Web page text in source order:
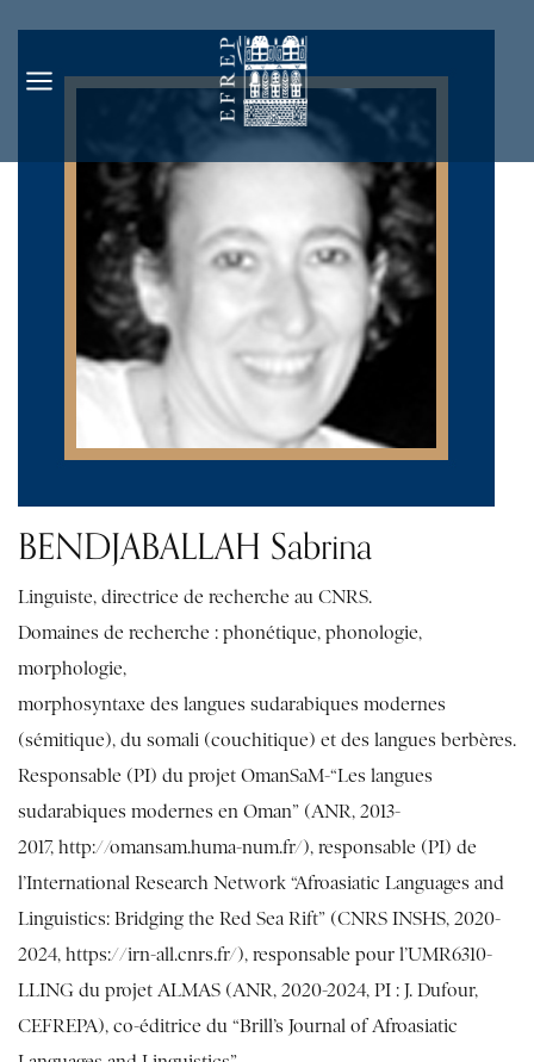
BENDJABALLAH Sabrina
Linguiste, directrice de recherche au CNRS.
Domaines de recherche : phonétique, phonologie,
morphologie,
morphosyntaxe des langues sudarabiques modernes
(sémitique), du somali (couchitique) et des langues berbères.
Responsable (PI) du projet OmanSaM-“Les langues
sudarabiques modernes en Oman” (ANR, 2013-
2017, http://omansam.huma-num.fr/), responsable (PI) de
l’International Research Network “Afroasiatic Languages and
Linguistics: Bridging the Red Sea Rift” (CNRS INSHS, 2020-
2024, https://irn-all.cnrs.fr/), responsable pour l’UMR6310-
LLING du projet ALMAS (ANR, 2020-2024, PI : J. Dufour,
CEFREPA), co-éditrice du “Brill’s Journal of Afroasiatic